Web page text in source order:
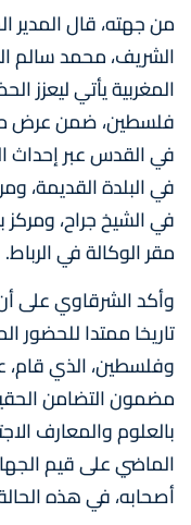
من جهته، قال المدير
الشريف، محمد سالم
المغربية يأتي ليعزز
فلسطين، ضمن عرض
في القدس عبر إحداث
في البلدة القديمة،
في الشيخ جراح،
مقر الوكالة في الرباط.
وأكد الشرقاوي على
تاريخا ممتدا
وفلسطين، الذي قام،
مضمون التضامن
بالعلوم والمعارف
الماضي على قيم
أصحابه، في هذه